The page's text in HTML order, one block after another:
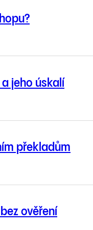
jeho úskalí
překladům
ověření